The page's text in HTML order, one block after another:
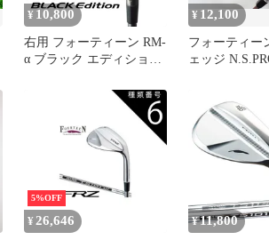
¥ 10,800
右用 フォーティーン RM-
α ブラック エディション
メッキ・ガンブラック仕
FOURTEEN アールエム
アルファ 新品 未使用
¥ 12,100
フォーティー
ェッジ
5%OFF
¥ 26,646 ¥11,800